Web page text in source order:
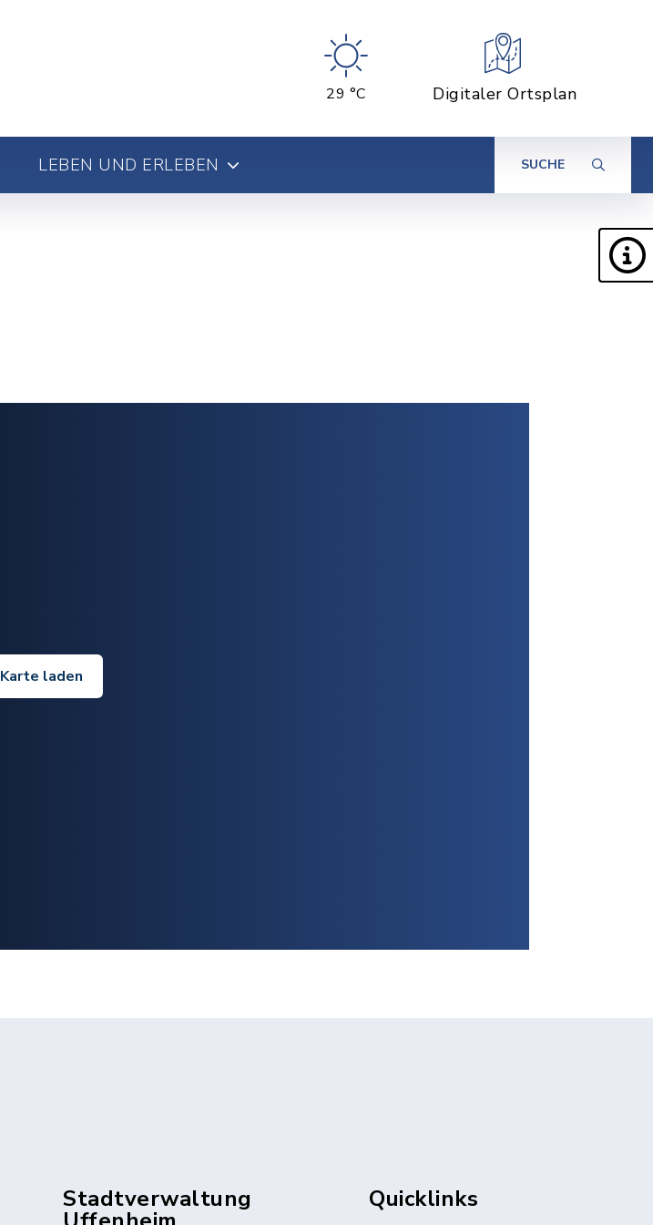
29 °C Digitaler Ortsplan
LEBEN UND ERLEBEN SUCHE
Karte laden
Stadtverwaltung Quicklinks